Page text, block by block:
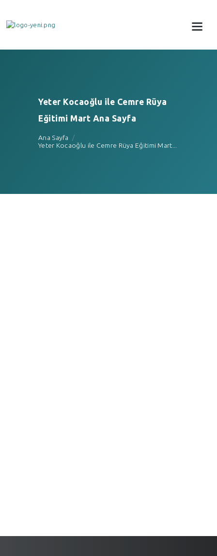
Yeter Kocaoğlu ile Cemre Rüya
Eğitimi Mart Ana Sayfa
Ana Sayfa
Yeter Kocaoğlu ile Cemre Rüya Eğitimi Mart...